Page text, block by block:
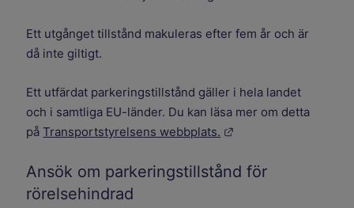
Ett utgånget tillstånd makuleras efter fem år och är
då inte giltigt.
Ett utfärdat parkeringstillstånd gäller i hela landet
och i samtliga EU-länder. Du kan läsa mer om detta
påTransportstyrelsens webbplats.
Ansök om parkeringstillstånd för
rörelsehindrad